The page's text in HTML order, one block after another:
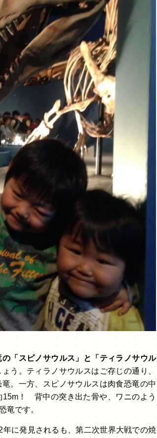
「スピノサウルス」と「ティラノサウル
う。ティラノサウルスはご存じの通り、
。一方、スピノサウルスは肉食恐竜の中
！ 背中の突き出た骨や、ワニのよう
竜です。
に発見されるも、第二次世界大戦での焼